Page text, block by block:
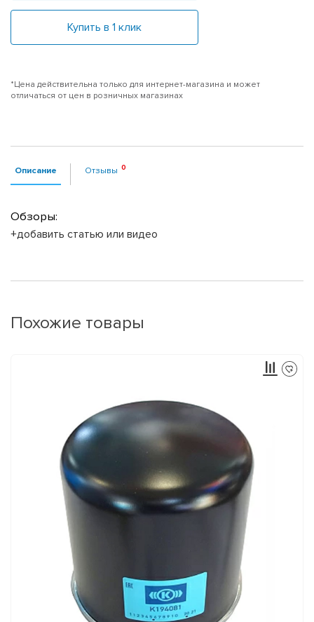
Купить в 1 клик
*Цена действительна только для интернет-магазина и может
отличаться от цен в розничных магазинах
Описание Отзывы
Обзоры:
+добавить статью или видео
Похожие товары